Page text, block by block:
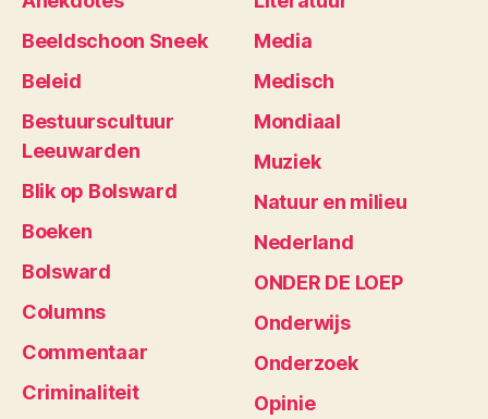
Beeldschoon Sneek
Beleid
Bestuurscultuur
Leeuwarden
Blik op Bolsward
Boeken
Bolsward
Columns
Commentaar
Criminaliteit
Media
Medisch
Mondiaal
Muziek
Natuur en milieu
Nederland
ONDER DE LOEP
Onderwijs
Onderzoek
Opinie